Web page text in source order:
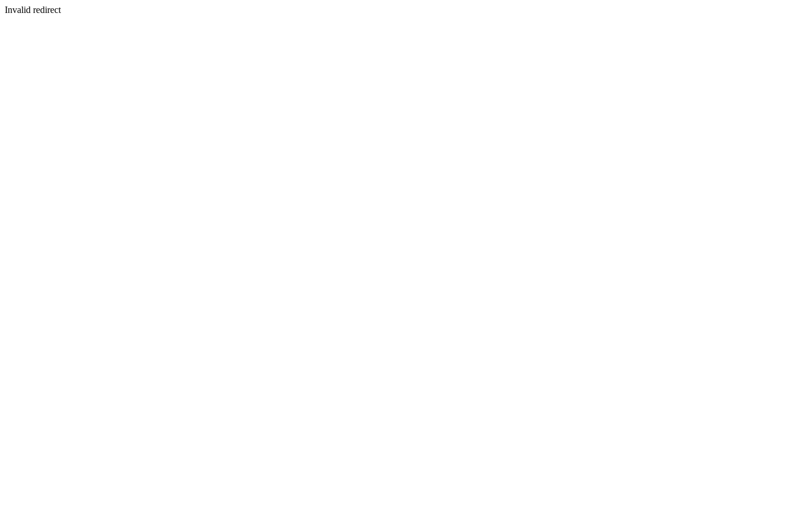
Invalid redirect